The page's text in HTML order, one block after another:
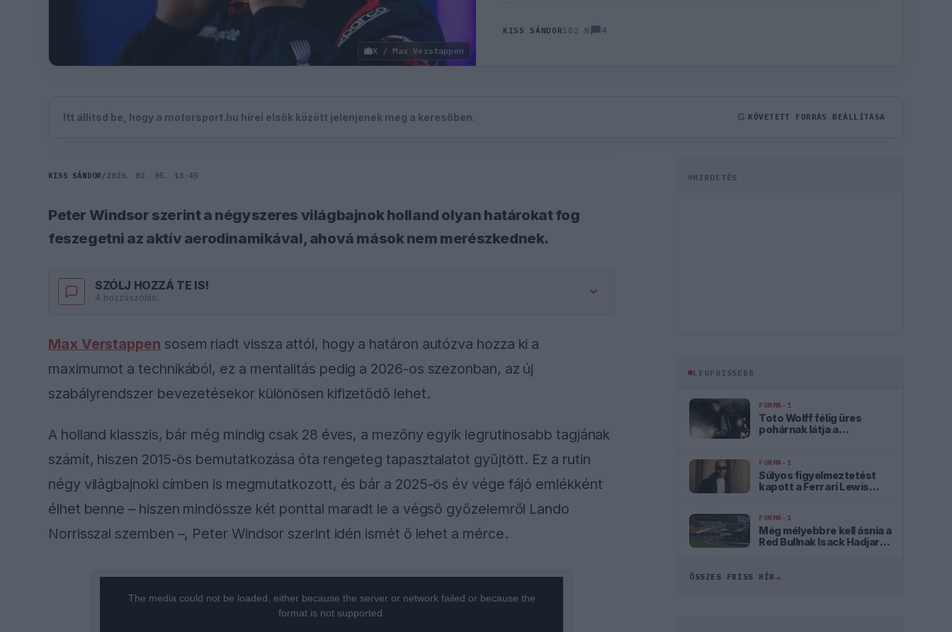
X / Max Verstappen
KISS SÁNDOR182 N 4
Itt állítsd be, hogy a motorsport.hu hírei elsők között jelenjenek meg a keresőben. G KÖVETETT FORRÁS BEÁLLÍTÁSA
KISS SÁNDOR / 2026. 02. 05. 13:45
Peter Windsor szerint a négyszeres világbajnok holland olyan határokat fog
feszegetni az aktív aerodinamikával, ahová mások nem merészkednek.
SZÓLJ HOZZÁ TE IS!
4 hozzászólás.
Max Verstappen sosem riadt vissza attól, hogy a határon autózva hozza ki a
maximumot a technikából, ez a mentalitás pedig a 2026-os szezonban, az új
szabályrendszer bevezetésekor különösen kifizetődő lehet.
A holland klasszis, bár még mindig csak 28 éves, a mezőny egyik legrutinosabb tagjának
számít, hiszen 2015-ös bemutatkozása óta rengeteg tapasztalatot gyűjtött. Ez a rutin
négy világbajnoki címben is megmutatkozott, és bár a 2025-ös év vége fájó emlékként
élhet benne – hiszen mindössze két ponttal maradt le a végső győzelemről Lando
Norrisszal szemben –, Peter Windsor szerint idén ismét ő lehet a mérce.
The media could not be loaded, either because the server or network failed or because the
format is not supported.
HIRDETÉS
LEGFRISSEBB
FORMA-1
Toto Wolff félig üres
pohárnak látja a
FORMA-1
Súlyos figyelmeztetést
kapott a Ferrari Lewis
FORMA-1
Még mélyebbre kell ásnia a
Red Bullnak Isack Hadjar
ÖSSZES FRISS HÍR→